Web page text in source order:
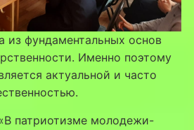
фундаментальных основ
Именно поэтому
актуальной и часто
патриотизме молодежи-